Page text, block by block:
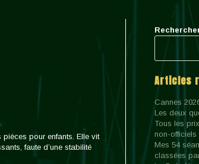
pour enfants. Elle vit
faute d’une stabilité
Articles
Cannes
Les deux
Tous les
non-officiels
Mes 54
classées